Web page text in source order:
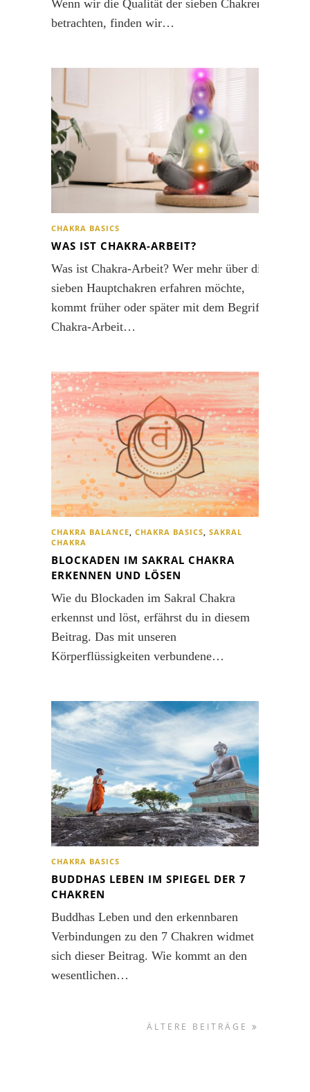
Wenn wir die Qualität der sieben Chakren
betrachten, finden wir…
CHAKRA BASICS
WAS IST CHAKRA-ARBEIT?
Was ist Chakra-Arbeit? Wer mehr über die
sieben Hauptchakren erfahren möchte,
kommt früher oder später mit dem Begriff
Chakra-Arbeit…
CHAKRA BALANCE CHAKRA BASICS SAKRAL
CHAKRA
BLOCKADEN IM SAKRAL CHAKRA
ERKENNEN UND LÖSEN
Wie du Blockaden im Sakral Chakra
erkennst und löst, erfährst du in diesem
Beitrag. Das mit unseren
Körperflüssigkeiten verbundene…
CHAKRA BASICS
BUDDHAS LEBEN IM SPIEGEL DER 7
CHAKREN
Buddhas Leben und den erkennbaren
Verbindungen zu den 7 Chakren widmet
sich dieser Beitrag. Wie kommt an den
wesentlichen…
ÄLTERE BEITRÄGE